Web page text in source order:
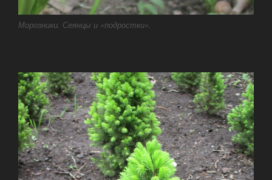
Морозники. Сеянцы и «подростки».